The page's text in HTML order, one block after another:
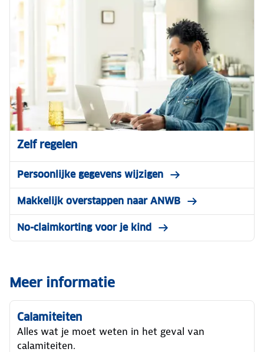
Zelf regelen
Persoonlijke gegevens wijzigen
Makkelijk overstappen naar ANWB
No-claimkorting voor je kind
Meer informatie
Calamiteiten
Alles wat je moet weten in het geval van
calamiteiten.